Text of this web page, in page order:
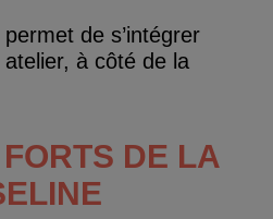
de s’intégrer
à côté de la
DE LA